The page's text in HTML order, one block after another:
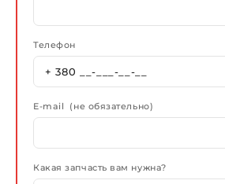
Телефон
E-mail (не обязательно)
Какая запчасть вам нужна?